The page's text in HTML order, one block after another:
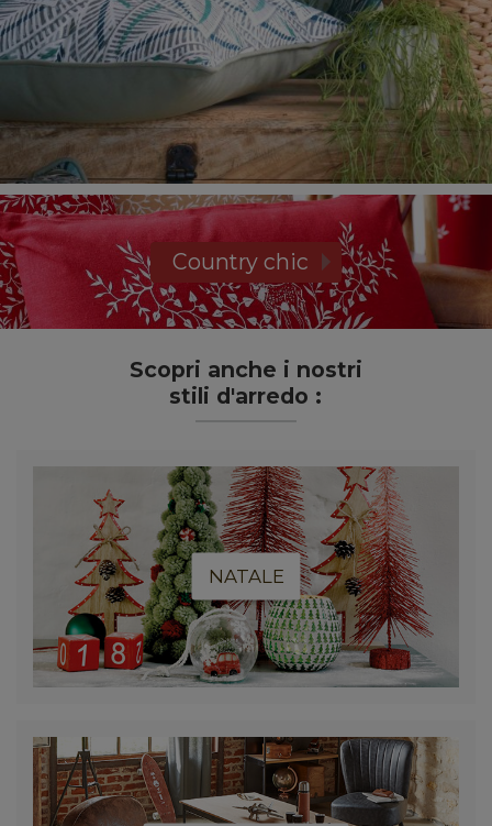
Country chic
Scopri anche i nostri
stili d'arredo :
NATALE